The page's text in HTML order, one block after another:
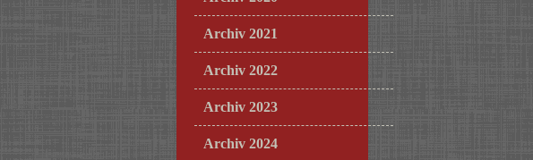
Archiv 2021
Archiv 2022
Archiv 2023
Archiv 2024